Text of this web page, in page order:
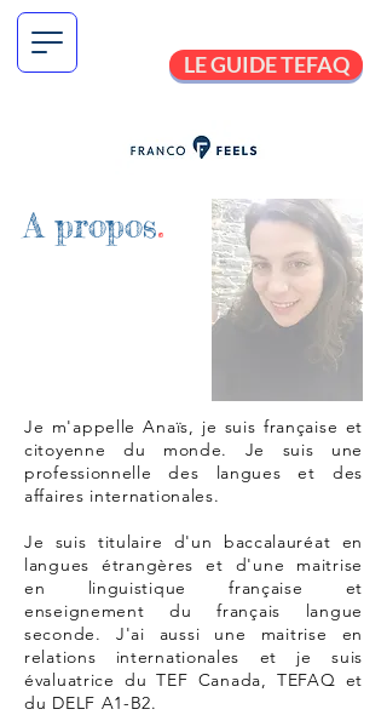
LE GUIDE TEFAQ
A propos.
Je m'appelle Anaïs, je suis française et
citoyenne du monde. Je suis une
professionnelle des langues et des
affaires internationales.
Je suis titulaire d'un baccalauréat en
langues étrangères et d'une maitrise
en linguistique française et
enseignement du français langue
seconde. J'ai aussi une maitrise en
relations internationales et je suis
évaluatrice du TEF Canada, TEFAQ et
du DELF A1-B2.